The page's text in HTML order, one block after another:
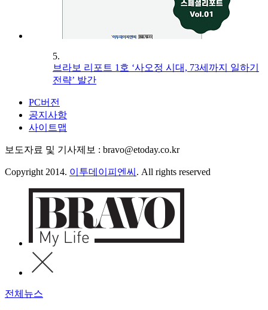
5.
브라보 리포트 1호 ‘사오정 시대, 73세까지 일하기
전략’ 발간
PC버전
공지사항
사이트맵
보도자료 및 기사제보 : bravo@etoday.co.kr
Copyright 2014. 이투데이피엔씨 . All rights reserved
전체뉴스